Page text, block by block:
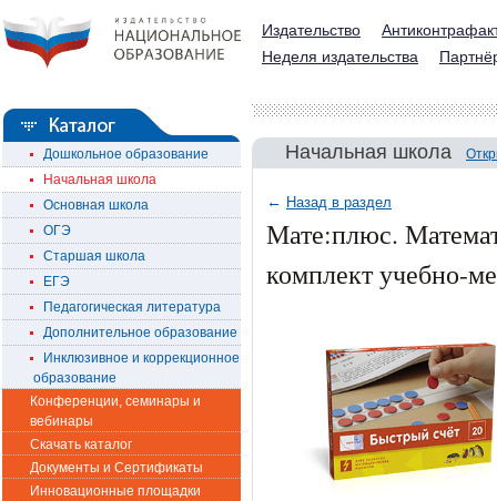
Издательство
Неделя издательства
Дошкольное образование
Начальная школа
Основная школа
ОГЭ
Старшая школа
ЕГЭ
Педагогическая литература
Дополнительное образование
Инклюзивное и коррекционное
образование
Конференции, семинары и
вебинары
Скачать каталог
Документы и Сертификаты
Инновационные площадки
Начальная школа
← Назад в раздел
Мате:плюс.
комплект учебно-